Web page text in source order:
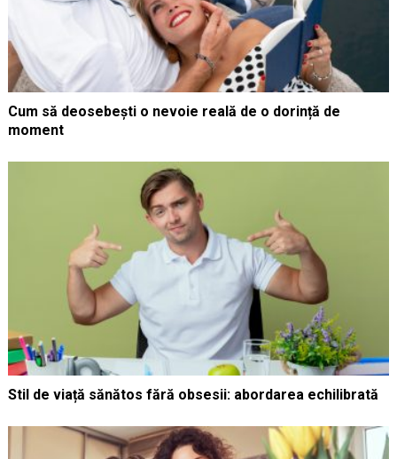
Cum să deosebești o nevoie reală de o dorință de
moment
Stil de viață sănătos fără obsesii: abordarea echilibrată